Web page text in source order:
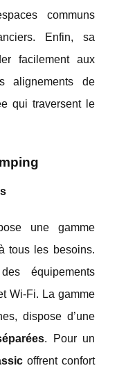
communs
Enfin, sa
facilement aux
alignements de
qui traversent le
une gamme
tous les besoins.
équipements
Wi-Fi. La gamme
dispose d’une
. Pour un
offrent confort